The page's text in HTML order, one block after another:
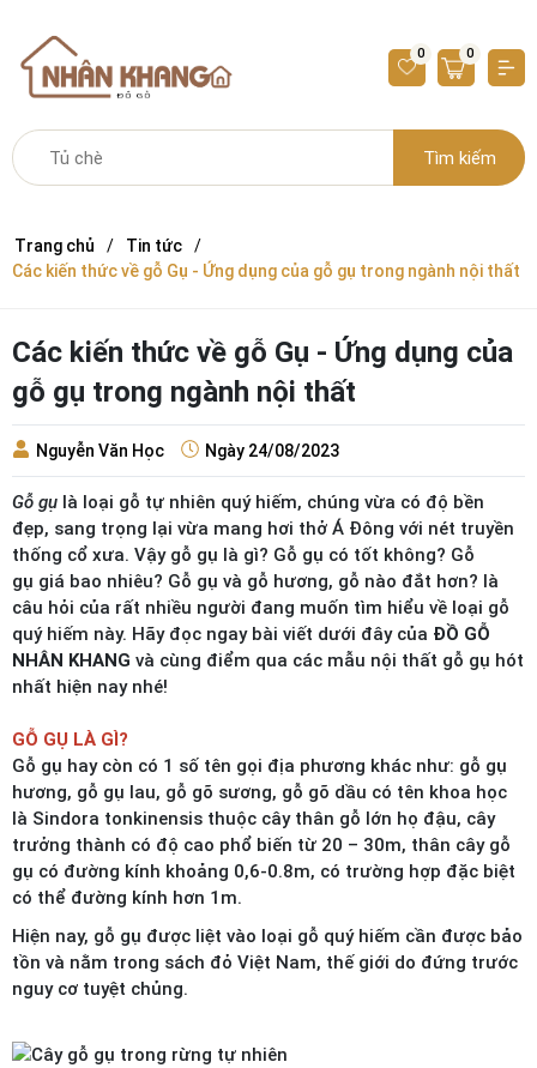
Tìm kiếm
0 0
Trang chủ
Tin tức
Các kiến thức về gỗ Gụ - Ứng dụng của gỗ gụ trong ngành nội thất
Các kiến thức về gỗ Gụ - Ứng dụng của
gỗ gụ trong ngành nội thất
Nguyễn Văn Học Ngày 24/08/2023
Gỗ gụ là loại gỗ tự nhiên quý hiếm, chúng vừa có độ bền
đẹp, sang trọng lại vừa mang hơi thở Á Đông với nét truyền
thống cổ xưa. Vậy gỗ gụ là gì? Gỗ gụ có tốt không? Gỗ
gụ giá bao nhiêu? Gỗ gụ và gỗ hương, gỗ nào đắt hơn? là
câu hỏi của rất nhiều người đang muốn tìm hiểu về loại gỗ
quý hiếm này. Hãy đọc ngay bài viết dưới đây của ĐỒ GỖ
NHÂN KHANG và cùng điểm qua các mẫu nội thất gỗ gụ hót
nhất hiện nay nhé!
GỖ GỤ LÀ GÌ?
Gỗ gụ hay còn có 1 số tên gọi địa phương khác như: gỗ gụ
hương, gỗ gụ lau, gỗ gõ sương, gỗ gõ dầu có tên khoa học
là Sindora tonkinensis thuộc cây thân gỗ lớn họ đậu, cây
trưởng thành có độ cao phổ biến từ 20 – 30m, thân cây gỗ
gụ có đường kính khoảng 0,6-0.8m, có trường hợp đặc biệt
có thể đường kính hơn 1m.
Hiện nay, gỗ gụ được liệt vào loại gỗ quý hiếm cần được bảo
tồn và nằm trong sách đỏ Việt Nam, thế giới do đứng trước
nguy cơ tuyệt chủng.